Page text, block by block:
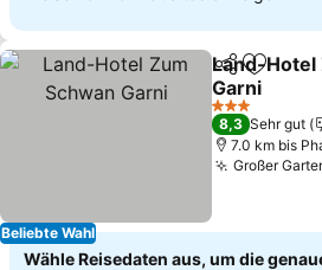
Beliebte Wahl
TeilenZu
Land-Hotel
Garni
3 Sterne
8,3 Sehr gut
7.0 km bis
Großer
Wähle Reisedaten aus, um die